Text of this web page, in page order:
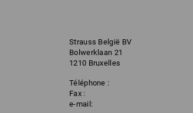
Strauss België BV
Bolwerklaan 21
1210 Bruxelles
Téléphone :
Fax :
e-mail: